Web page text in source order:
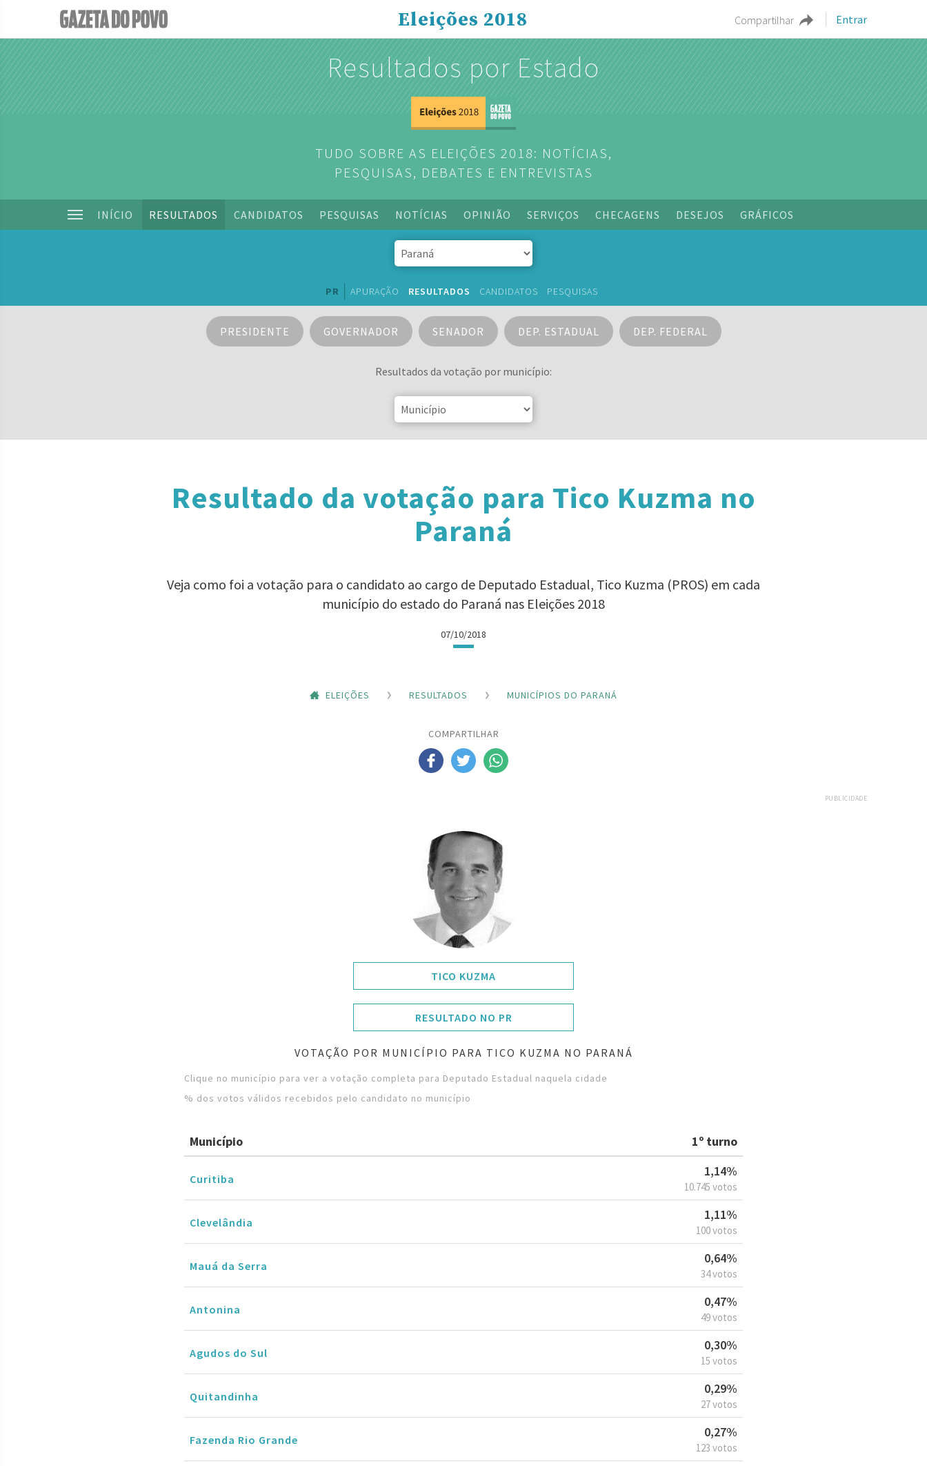
Compartilhar Entrar
Eleições 2018
Resultados por Estado
TUDO SOBRE AS ELEIÇÕES 2018: NOTÍCIAS,
PESQUISAS, DEBATES E ENTREVISTAS
INÍCIO RESULTADOS CANDIDATOS PESQUISAS NOTÍCIAS OPINIÃO SERVIÇOS CHECAGENS DESEJOS GRÁFICOS
PR APURAÇÃO RESULTADOS CANDIDATOS PESQUISAS
PRESIDENTE GOVERNADOR SENADOR DEP. ESTADUAL DEP. FEDERAL
Resultados da votação por município:
Resultado da votação para Tico Kuzma no
Paraná
Veja como foi a votação para o candidato ao cargo de Deputado Estadual, Tico Kuzma (PROS) em cada
município do estado do Paraná nas Eleições 2018
07/10/2018
ELEIÇÕES RESULTADOS MUNICÍPIOS DO PARANÁ
COMPARTILHAR
PUBLICIDADE
TICO KUZMA
RESULTADO NO PR
VOTAÇÃO POR MUNICÍPIO PARA TICO KUZMA NO PARANÁ
Clique no município para ver a votação completa para Deputado Estadual naquela cidade
% dos votos válidos recebidos pelo candidato no município
Município 1º turno
Curitiba
1,14%
10.745 votos
Clevelândia
1,11%
100 votos
Mauá da Serra
0,64%
34 votos
Antonina
0,47%
49 votos
Agudos do Sul
0,30%
15 votos
Quitandinha
0,29%
27 votos
Fazenda Rio Grande
0,27%
123 votos